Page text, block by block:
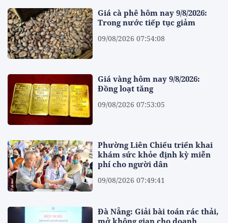
Giá cà phê hôm nay 9/8/2026:
Trong nước tiếp tục giảm
09/08/2026 07:54:08
Giá vàng hôm nay 9/8/2026:
Đồng loạt tăng
09/08/2026 07:53:05
Phường Liên Chiểu triển khai
khám sức khỏe định kỳ miễn
phí cho người dân
09/08/2026 07:49:41
Đà Nẵng: Giải bài toán rác thải,
mở không gian cho doanh